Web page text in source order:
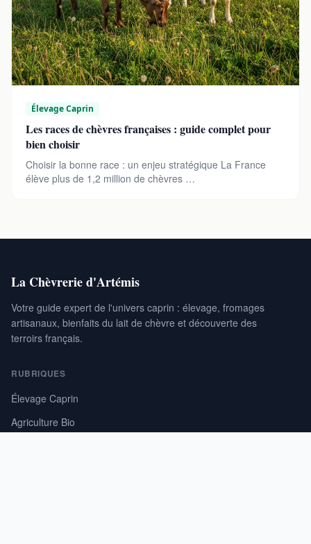
Élevage Caprin
Les races de chèvres françaises : guide complet pour
bien choisir
Choisir la bonne race : un enjeu stratégique La France
élève plus de 1,2 million de chèvres …
La Chèvrerie d'Artémis
Votre guide expert de l'univers caprin : élevage, fromages
artisanaux, bienfaits du lait de chèvre et découverte des
terroirs français.
RUBRIQUES
Élevage Caprin
Agriculture Bio